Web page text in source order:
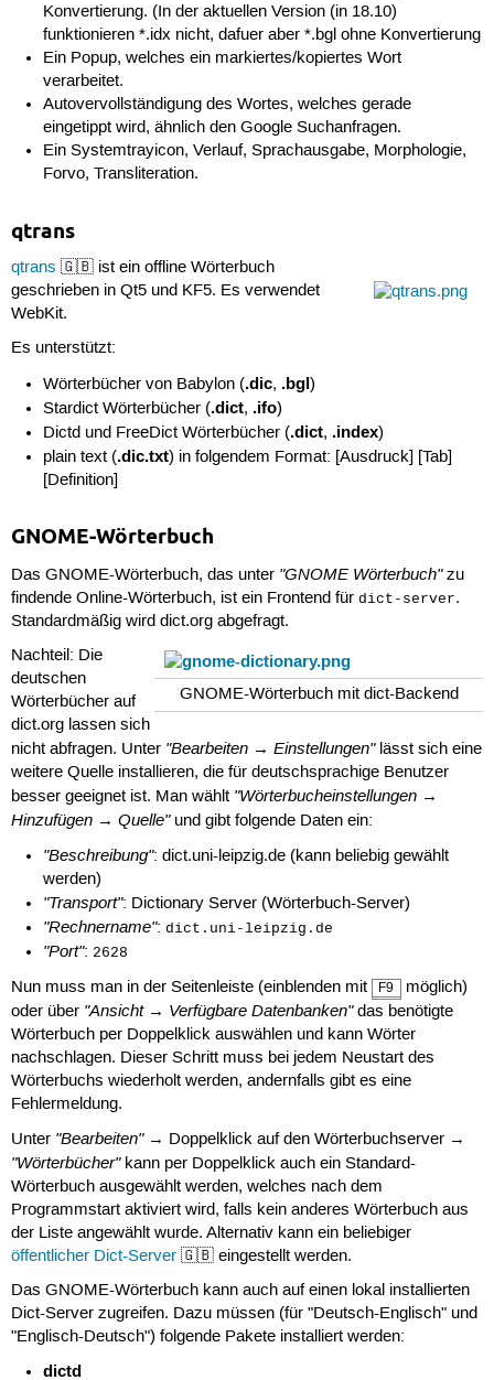
Konvertierung. (In der aktuellen Version (in 18.10)
funktionieren *.idx nicht, dafuer aber *.bgl ohne Konvertierung
Ein Popup, welches ein markiertes/kopiertes Wort
verarbeitet.
Autovervollständigung des Wortes, welches gerade
eingetippt wird, ähnlich den Google Suchanfragen.
Ein Systemtrayicon, Verlauf, Sprachausgabe, Morphologie,
Forvo, Transliteration.
qtrans
qtrans 🇬🇧 ist ein offline Wörterbuch
geschrieben in Qt5 und KF5. Es verwendet
WebKit.
Es unterstützt:
Wörterbücher von Babylon (.dic, .bgl)
Stardict Wörterbücher (.dict, .ifo)
Dictd und FreeDict Wörterbücher (.dict, .index)
plain text (.dic.txt) in folgendem Format: [Ausdruck] [Tab]
[Definition]
GNOME-Wörterbuch
Das GNOME-Wörterbuch, das unter "GNOME Wörterbuch"zu
findende Online-Wörterbuch, ist ein Frontend für dict-server.
Standardmäßig wird dict.org abgefragt.
GNOME-Wörterbuch mit dict-Backend
Nachteil: Die
deutschen
Wörterbücher auf
dict.org lassen sich
nicht abfragen. Unter "Bearbeiten → Einstellungen"lässt sich eine
weitere Quelle installieren, die für deutschsprachige Benutzer
besser geeignet ist. Man wählt "Wörterbucheinstellungen →
Hinzufügen → Quelle"und gibt folgende Daten ein:
"Beschreibung": dict.uni-leipzig.de (kann beliebig gewählt
werden)
"Transport": Dictionary Server (Wörterbuch-Server)
"Rechnername":dict.uni-leipzig.de
"Port": 2628
Nun muss man in der Seitenleiste (einblenden mit F9
möglich)
oder über "Ansicht → Verfügbare Datenbanken"das benötigte
Wörterbuch per Doppelklick auswählen und kann Wörter
nachschlagen. Dieser Schritt muss bei jedem Neustart des
Wörterbuchs wiederholt werden, andernfalls gibt es eine
Fehlermeldung.
Unter "Bearbeiten"→ Doppelklick auf den Wörterbuchserver →
"Wörterbücher"kann per Doppelklick auch ein Standard-
Wörterbuch ausgewählt werden, welches nach dem
Programmstart aktiviert wird, falls kein anderes Wörterbuch aus
der Liste angewählt wurde. Alternativ kann ein beliebiger
öffentlicher Dict-Server🇬🇧 eingestellt werden.
Das GNOME-Wörterbuch kann auch auf einen lokal installierten
Dict-Server zugreifen. Dazu müssen (für "Deutsch-Englisch" und
"Englisch-Deutsch") folgende Pakete installiert werden:
dictd